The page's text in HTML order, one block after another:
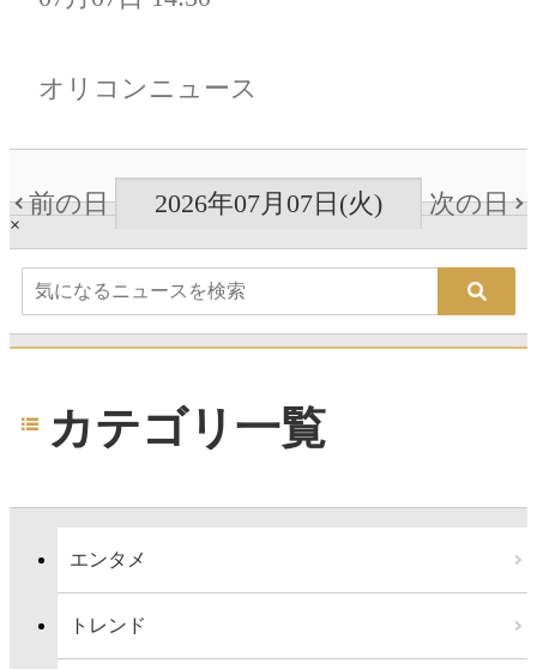
オリコンニュース
前の日 2026年07月07日(火) 次の日
×
カテゴリ一覧
エンタメ
トレンド